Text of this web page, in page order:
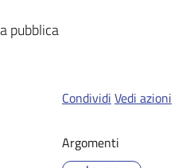
pubblica
Condividi Vedi azioni
Argomenti